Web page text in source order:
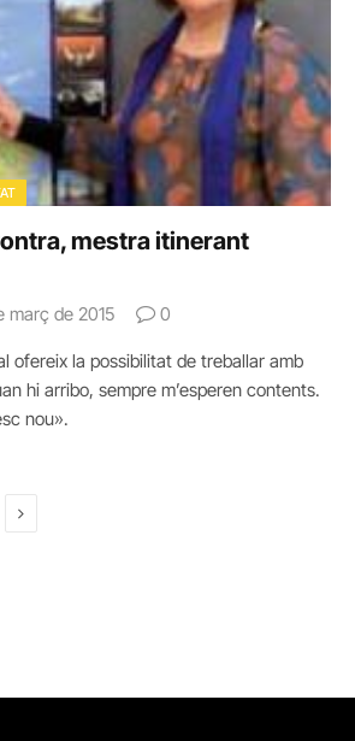
mestra itinerant
març de 2015 0
ofereix la possibilitat de treballar amb
hi arribo, sempre m’esperen contents.
nou».
Next